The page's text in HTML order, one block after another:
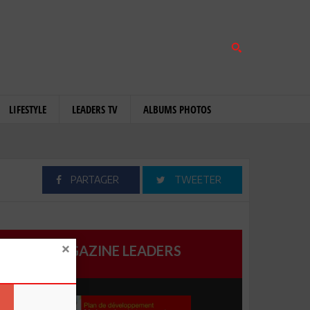
LIFESTYLE LEADERS TV ALBUMS PHOTOS
PARTAGER TWEETER
MAGAZINE LEADERS